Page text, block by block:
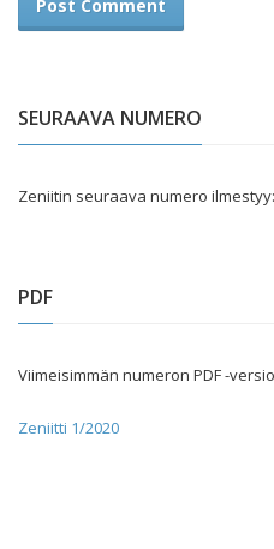
SEURAAVA NUMERO
Zeniitin seuraava numero
PDF
Viimeisimmän numeron PDF -versio
Zeniitti 1/2020